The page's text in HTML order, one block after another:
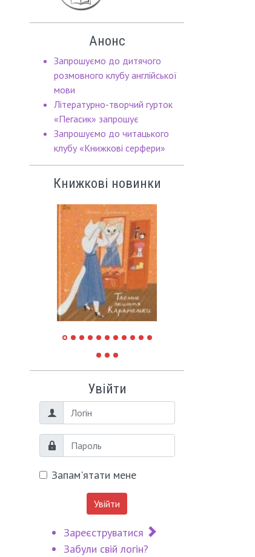
Анонс
Запрошуємо до дитячого
розмовного клубу англійської
мови
Літературно-творчий гурток
«Пегасик» запрошує
Запрошуємо до читацького
клубу «Книжкові серфери»
Книжкові новинки
Увійти
Логін
Пароль
Запам'ятати мене
Увійти
Зареєструватися
Забули свій логін?